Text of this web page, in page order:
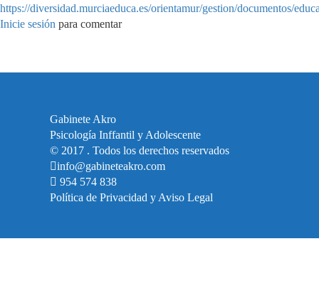
https://diversidad.murciaeduca.es/orientamur/gestion/documentos/
Inicie sesión para comentar
Gabinete Akro
Psicología Inffantil y Adolescente
© 2017 . Todos los derechos reservados
info@gabineteakro.com
954 574 838
Política de Privacidad y Aviso Legal